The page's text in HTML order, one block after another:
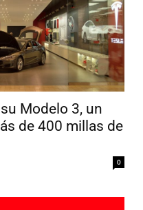
Modelo 3, un
de 400 millas de
0